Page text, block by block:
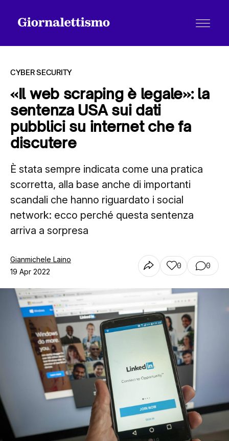
Tutti gli articoli
Contatti
CYBER SECURITY
«Il web scraping è legale»: la
sentenza USA sui dati
pubblici su internet che fa
discutere
È stata sempre indicata come una pratica
scorretta, alla base anche di importanti
scandali che hanno riguardato i social
network: ecco perché questa sentenza
arriva a sorpresa
Gianmichele Laino
19 Apr 2022
0 0